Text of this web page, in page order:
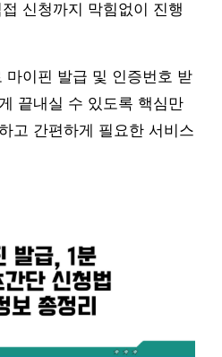
신청까지 막힘없이 진행
마이핀 발급 및 인증번호 받
끝내실 수 있도록 핵심만
고 간편하게 필요한 서비스